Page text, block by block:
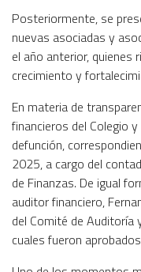
Posteriormente, se
nuevas asociadas y
el año anterior, quienes
crecimiento y
En materia de
financieros del Colegio
defunción,
2025, a cargo del
de Finanzas. De igual
auditor financiero,
del Comité de Auditoría
cuales fueron